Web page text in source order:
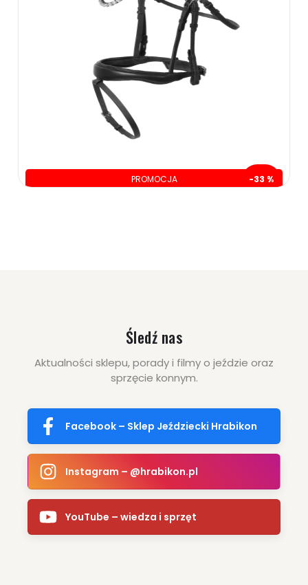
PROMOCJA -33 %
Śledź nas
Aktualności sklepu, porady i filmy o jeździe oraz
sprzęcie konnym.
Facebook – Sklep Jeździecki Hrabikon
Instagram – @hrabikon.pl
YouTube – wiedza i sprzęt